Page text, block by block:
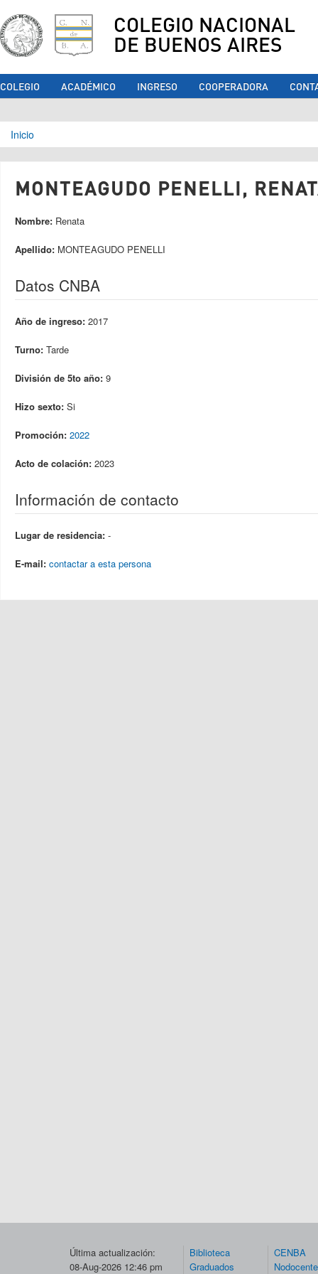
COLEGIO NACIONAL
DE BUENOS AIRES
COLEGIO ACADÉMICO INGRESO COOPERADORA
Se encuentra usted aquí
Inicio
MONTEAGUDO PENELLI,
Nombre: Renata
Apellido: MONTEAGUDO PENELLI
Datos CNBA
Año de ingreso: 2017
Turno: Tarde
División de 5to año: 9
Hizo sexto: Si
Promoción: 2022
Acto de colación: 2023
Información de contacto
Lugar de residencia: -
E-mail: contactar a esta persona
Última actualización:
08-Aug-2026 12:46 pm
Biblioteca
Graduados
CENBA